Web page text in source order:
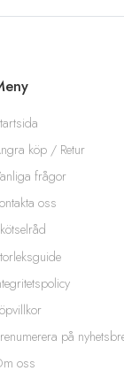
köp / Retur
frågor
oss
på
oss